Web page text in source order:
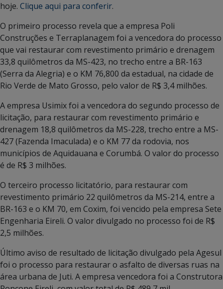
hoje. Clique aqui para conferir.
O primeiro processo revela que a empresa Poli
Construções e Terraplanagem foi a vencedora do processo
que vai restaurar com revestimento primário e drenagem
33,8 quilômetros da MS-423, no trecho entre a BR-163
(Serra da Alegria) e o KM 76,800 da estadual, na cidade de
Rio Verde de Mato Grosso, pelo valor de R$ 3,4 milhões.
A empresa Usimix foi a vencedora do segundo processo de
licitação, para restaurar com revestimento primário e
drenagem 18,8 quilômetros da MS-228, trecho entre a MS-
427 (Fazenda Imaculada) e o KM 77 da rodovia, nos
municípios de Aquidauana e Corumbá. O valor do processo
é de R$ 3 milhões.
O terceiro processo licitatório, para restaurar com
revestimento primário 22 quilômetros da MS-214, entre a
BR-163 e o KM 70, em Coxim, foi vencido pela empresa Sete
Engenharia Eireli. O valor divulgado no processo foi de R$
2,5 milhões.
Último aviso de resultado de licitação divulgado pela Agesul
foi o processo para restaurar o asfalto de diversas ruas na
área urbana de Juti. A empresa vencedora foi a Construtora